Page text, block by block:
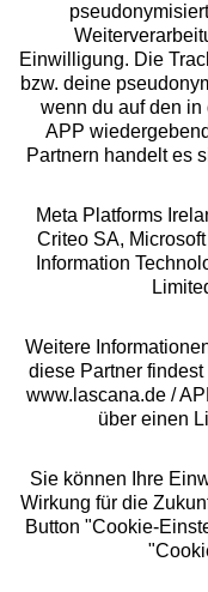
Über uns
Rechtliches
Alle Preise inkl. MwSt., zzgl.
** Bonität vorausgesetzt,
Einwilligung. Die
bzw. deine
wenn du auf den in
APP
Partnern handelt es
Meta Platforms
Criteo SA,
Information
Weitere
diese Partner
www.lascana.de /
über einen
Sie können Ihre
Wirkung für die
Button "Cookie-